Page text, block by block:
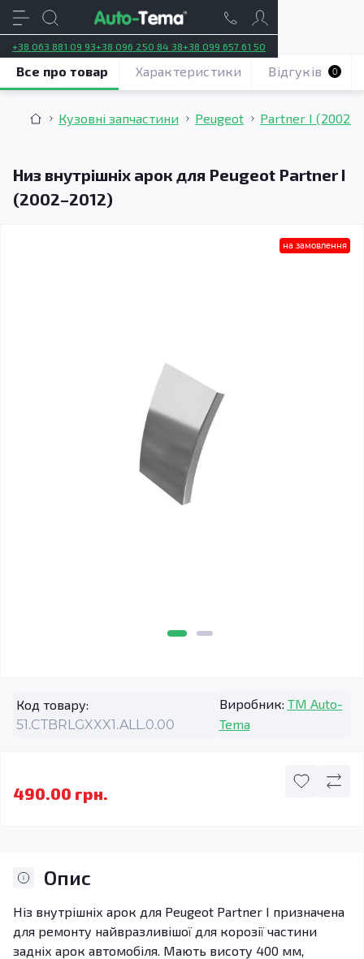
+38 063 881 09 93+38 096 250 84 38+38 099 657 61 50
Кузовні запчастини Peugeot Partner I
Низ внутрішніх арок для Peugeot Partner I
(2002–2012)
Все про товар Характеристики Відгуків 0
на замовлення
Код товару:
51.CTBRLGXXX1.ALL.0.00
Виробник: TM Auto-
Tema
490.00 грн.
Опис
Ніз внутрішніх арок для Peugeot Partner I призначена
для ремонту найвразливішої для корозії частини
задніх арок автомобіля. Мають висоту 400 мм,